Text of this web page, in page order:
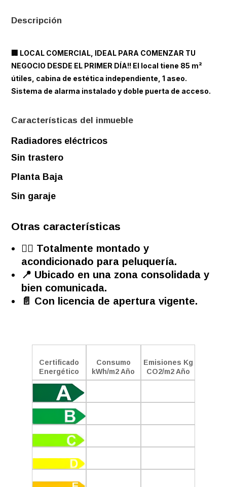
Descripción
🏢 LOCAL COMERCIAL, IDEAL PARA COMENZAR TU
NEGOCIO DESDE EL PRIMER DÍA!! El local tiene 85 m²
útiles, cabina de estética independiente, 1 aseo.
Sistema de alarma instalado y doble puerta de acceso.
Características del inmueble
Radiadores eléctricos
Sin trastero
Planta Baja
Sin garaje
Otras características
💇‍♀️ Totalmente montado y
acondicionado para peluquería.
📍 Ubicado en una zona consolidada y
bien comunicada.
📄 Con licencia de apertura vigente.
Certificado
Energético
Consumo
kWh/m2 Año
Emisiones Kg
CO2/m2 Año